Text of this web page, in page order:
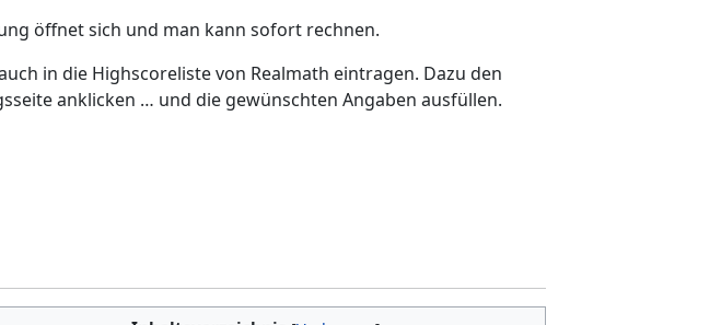
öffnet sich und man kann sofort rechnen.
in die Highscoreliste von Realmath eintragen. Dazu den
anklicken … und die gewünschten Angaben ausfüllen.